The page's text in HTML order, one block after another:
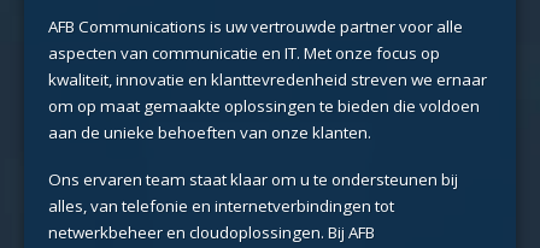
AFB Communications is uw vertrouwde partner voor alle
aspecten van communicatie en IT. Met onze focus op
kwaliteit, innovatie en klanttevredenheid streven we ernaar
om op maat gemaakte oplossingen te bieden die voldoen
aan de unieke behoeften van onze klanten.
Ons ervaren team staat klaar om u te ondersteunen bij
alles, van telefonie en internetverbindingen tot
netwerkbeheer en cloudoplossingen. Bij AFB